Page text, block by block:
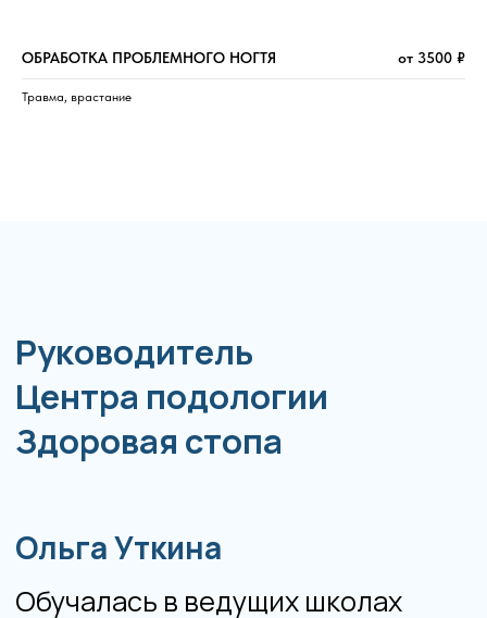
ОБРАБОТКА ПРОБЛЕМНОГО НОГТЯ от 3500 ₽
Травма, врастание